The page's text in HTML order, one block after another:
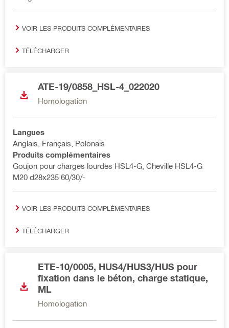
VOIR LES PRODUITS COMPLÉMENTAIRES
TÉLÉCHARGER
ATE-19/0858_HSL-4_022020
Homologation
Langues
Anglais, Français, Polonais
Produits complémentaires
Goujon pour charges lourdes HSL4-G, Cheville HSL4-G
M20 d28x235 60/30/-
VOIR LES PRODUITS COMPLÉMENTAIRES
TÉLÉCHARGER
ETE-10/0005, HUS4/HUS3/HUS pour
fixation dans le béton, charge statique,
ML
Homologation